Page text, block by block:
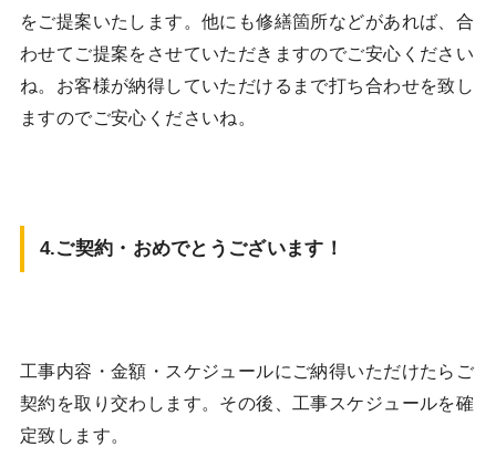
をご提案いたします。他にも修繕箇所などがあれば、合
わせてご提案をさせていただきますのでご安心ください
ね。お客様が納得していただけるまで打ち合わせを致し
ますのでご安心くださいね。
4.ご契約・おめでとうございます！
工事内容・金額・スケジュールにご納得いただけたらご
契約を取り交わします。その後、工事スケジュールを確
定致します。